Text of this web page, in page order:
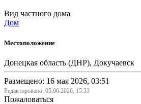
Вид частного дома
Дом
Местоположение
Донецкая область (ДНР), Докучаевск
Размещено: 16 мая 2026, 03:51
Редактировано: 05.06.2026, 15:33
Пожаловаться